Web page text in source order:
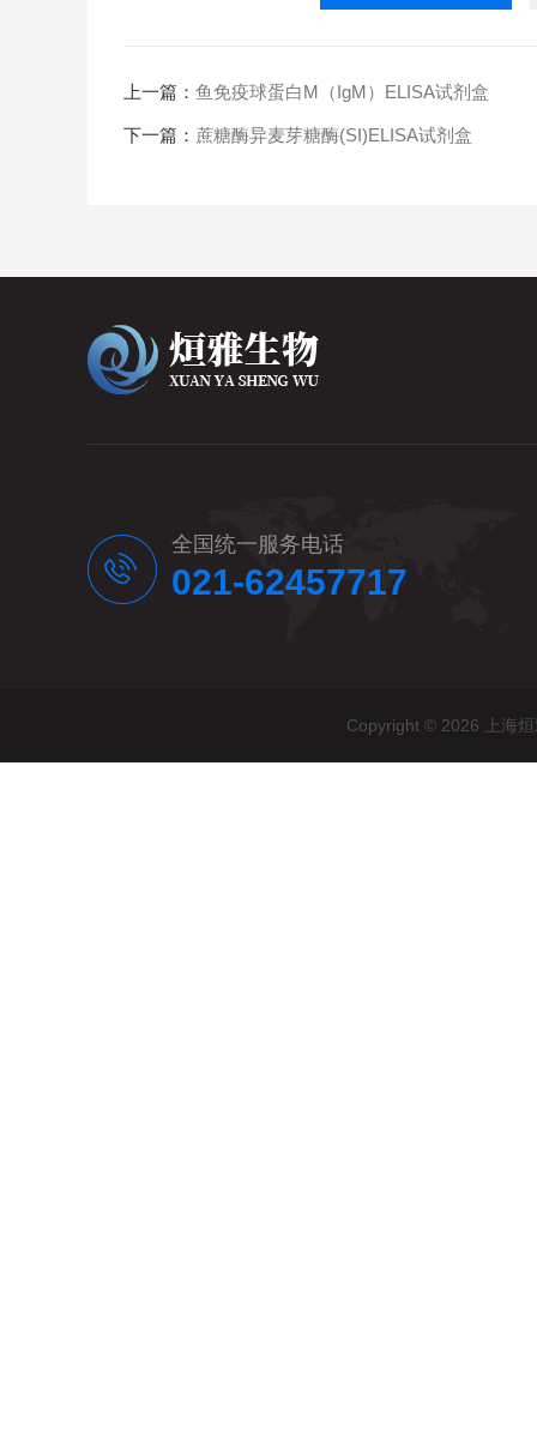
上一篇： 鱼免疫球蛋白M（IgM）ELISA试剂盒
下一篇： 蔗糖酶异麦芽糖酶(SI)ELISA试剂盒
全国统一服务电话
021-62457717
Copyright © 2026 上海